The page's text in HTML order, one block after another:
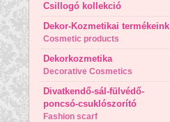
Csillogó kollekció
Dekor-Kozmetikai termékeink
Cosmetic products
Dekorkozmetika
Decorative Cosmetics
Divatkendő-sál-fülvédő-
poncsó-csuklószorító
Fashion scarf